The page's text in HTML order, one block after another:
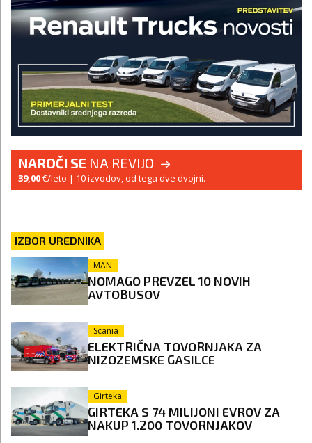
NAROČI SE NA REVIJO
39,00€/leto | 10 izvodov, od tega dve dvojni.
IZBOR UREDNIKA
MAN
NOMAGO PREVZEL 10 NOVIH
AVTOBUSOV
Scania
ELEKTRIČNA TOVORNJAKA ZA
NIZOZEMSKE GASILCE
Girteka
GIRTEKA S 74 MILIJONI EVROV ZA
NAKUP 1.200 TOVORNJAKOV